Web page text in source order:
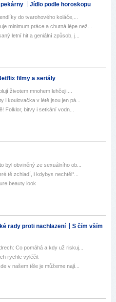
Jídlo podle horoskopu
do tvarohového koláče,...
minimum práce a chutná lépe než...
letní hit a geniální způsob, j...
filmy a seriály
životem mnohem lehčeji,...
i koulovačka v létě jsou jen pá...
Folklor, bitvy i setkání vodn...
byl obviněný ze sexuálního ob...
tě zchladí, i kdybys nechtěl*...
beauty look
rady proti nachlazení
S čím vším
Co pomáhá a kdy už riskuj...
rychle vyléčit
v našem těle je můžeme nají...